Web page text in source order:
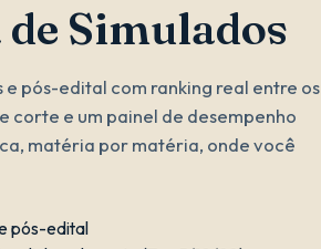
Simulados
e pós-edital com ranking real entre os
corte e um painel de desempenho
matéria por matéria, onde você
pós-edital